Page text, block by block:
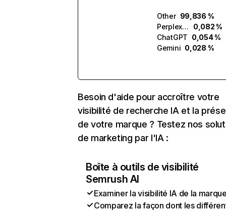
Other 99,836 %
Perplexity
0,082 %
ChatGPT 0,054 %
Gemini 0,028 %
Besoin d'aide pour accroître votre
visibilité de recherche IA et la
de votre marque ? Testez nos
de marketing par l'IA :
Boîte à outils de visibilité
Semrush AI
Examiner la visibilité IA de la
Comparez la façon dont les